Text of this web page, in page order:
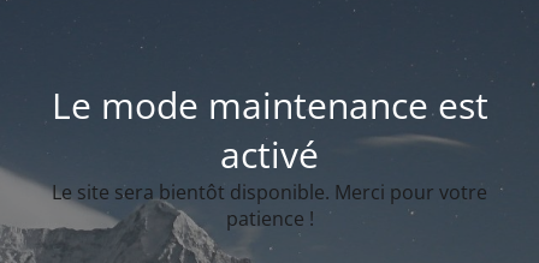
Le mode maintenance est
activé
Le site sera bientôt disponible. Merci pour votre
patience !